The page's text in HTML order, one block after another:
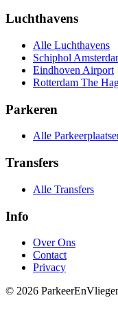
Luchthavens
Alle Luchthavens
Schiphol
Eindhoven Airport
Rotterdam The
Parkeren
Alle
Transfers
Alle Transfers
Info
Over Ons
Contact
Privacy
© 2026